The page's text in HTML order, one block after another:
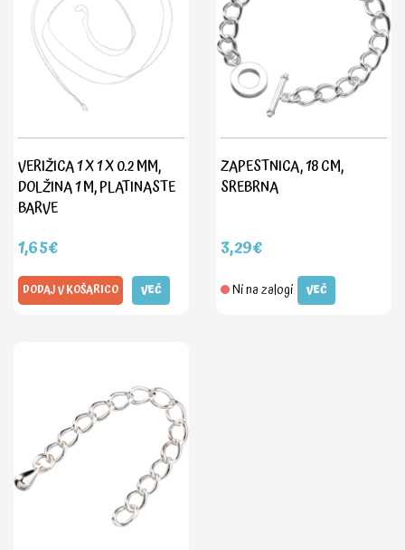
VERIŽICA 1 X 1 X 0.2 MM,
DOLŽINA 1 M, PLATINASTE
BARVE
1,65€
DODAJ V KOŠARICO VEČ
ZAPESTNICA, 18 CM,
SREBRNA
3,29€
Ni na zalogi VEČ